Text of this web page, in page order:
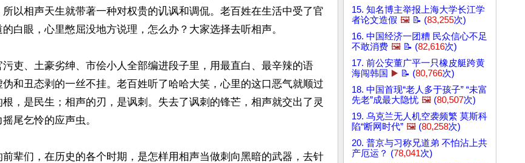
以相声天生就带著一种对权贵的讥讽和调侃。老百姓在生活中受了官
白眼，心里憋屈没地方说理，怎么办？大家选择去听相声。
吏、土豪劣绅、市侩小人全部编进段子里，用最直白、最辛辣的语
和丑态剥的一丝不挂。老百姓听了哈哈大笑，心里的这口恶气就顺过
，是民生；相声的刃，是讽刺。失去了讽刺的锋芒，相声就交出了灵
尾乞怜的应声虫。
辈们，在历史的各个时期，是怎样用相声当做刺向黑暗的武器，去针
15. 知名博主举报上海大学长江学
者论文造假 🖼️ 📝 (83,255次)
16. 中国经济一团糟 民众信心不足
不敢消费 🖼️ 📝 (82,616次)
17. 前公安董广平一只橡皮艇跨黄
海闯韩国 ▶️ 📝 (80,766次)
18. 中国首现“老人多于孩子” “未富
先老”成最大隐忧 🖼️ (80,507次)
19. 乌克兰无人机空袭频繁 莫斯科
陷“断网时代” 🖼️ (80,258次)
20. 普京与习称兄道弟 不怕沾上共
产厄运？ (78,041次)